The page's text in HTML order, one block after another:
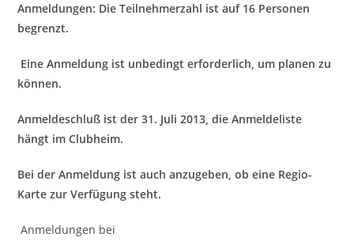
Anmeldungen: Die Teilnehmerzahl ist auf 16 Personen
begrenzt.
Eine Anmeldung ist unbedingt erforderlich, um planen zu
können.
Anmeldeschluß ist der 31. Juli 2013, die Anmeldeliste
hängt im Clubheim.
Bei der Anmeldung ist auch anzugeben, ob eine Regio-
Karte zur Verfügung steht.
Anmeldungen bei